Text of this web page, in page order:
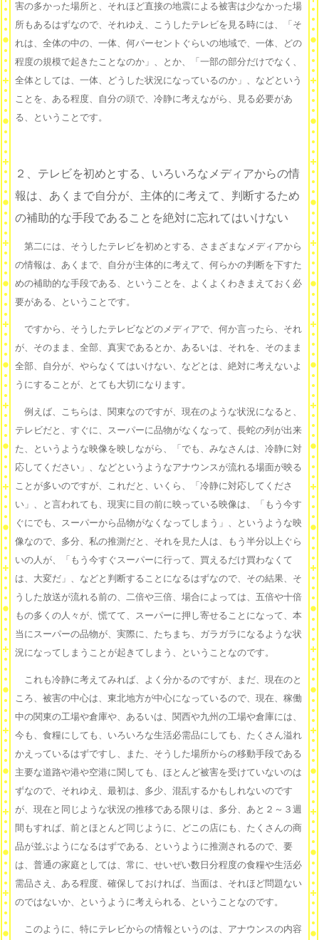
害の多かった場所と、それほど直接の地震による被害は少なかった場
所もあるはずなので、それゆえ、こうしたテレビを見る時には、「そ
れは、全体の中の、一体、何パーセントぐらいの地域で、一体、どの
程度の規模で起きたことなのか」、とか、「一部の部分だけでなく、
全体としては、一体、どうした状況になっているのか」、などという
ことを、ある程度、自分の頭で、冷静に考えながら、見る必要があ
る、ということです。
２、テレビを初めとする、いろいろなメディアからの情
報は、あくまで自分が、主体的に考えて、判断するため
の補助的な手段であることを絶対に忘れてはいけない
第二には、そうしたテレビを初めとする、さまざまなメディアから
の情報は、あくまで、自分が主体的に考えて、何らかの判断を下すた
めの補助的な手段である、ということを、よくよくわきまえておく必
要がある、ということです。
ですから、そうしたテレビなどのメディアで、何か言ったら、それ
が、そのまま、全部、真実であるとか、あるいは、それを、そのまま
全部、自分が、やらなくてはいけない、などとは、絶対に考えないよ
うにすることが、とても大切になります。
例えば、こちらは、関東なのですが、現在のような状況になると、
テレビだと、すぐに、スーパーに品物がなくなって、長蛇の列が出来
た、というような映像を映しながら、「でも、みなさんは、冷静に対
応してください」、などというようなアナウンスが流れる場面が映る
ことが多いのですが、これだと、いくら、「冷静に対応してくださ
い」、と言われても、現実に目の前に映っている映像は、「もう今す
ぐにでも、スーパーから品物がなくなってしまう」、というような映
像なので、多分、私の推測だと、それを見た人は、もう半分以上ぐら
いの人が、「もう今すぐスーパーに行って、買えるだけ買わなくて
は、大変だ」、などと判断することになるはずなので、その結果、そ
うした放送が流れる前の、二倍や三倍、場合によっては、五倍や十倍
もの多くの人々が、慌てて、スーパーに押し寄せることになって、本
当にスーパーの品物が、実際に、たちまち、ガラガラになるような状
況になってしまうことが起きてしまう、ということなのです。
これも冷静に考えてみれば、よく分かるのですが、まだ、現在のと
ころ、被害の中心は、東北地方が中心になっているので、現在、稼働
中の関東の工場や倉庫や、あるいは、関西や九州の工場や倉庫には、
今も、食糧にしても、いろいろな生活必需品にしても、たくさん溢れ
かえっているはずですし、また、そうした場所からの移動手段である
主要な道路や港や空港に関しても、ほとんど被害を受けていないのは
ずなので、それゆえ、最初は、多少、混乱するかもしれないのです
が、現在と同じような状況の推移である限りは、多分、あと２～３週
間もすれば、前とほとんど同じように、どこの店にも、たくさんの商
品が並ぶようになるはずである、というように推測されるので、要
は、普通の家庭としては、常に、せいぜい数日分程度の食糧や生活必
需品さえ、ある程度、確保しておければ、当面は、それほど問題ない
のではないか、というように考えられる、ということなのです。
このように、特にテレビからの情報というのは、アナウンスの内容